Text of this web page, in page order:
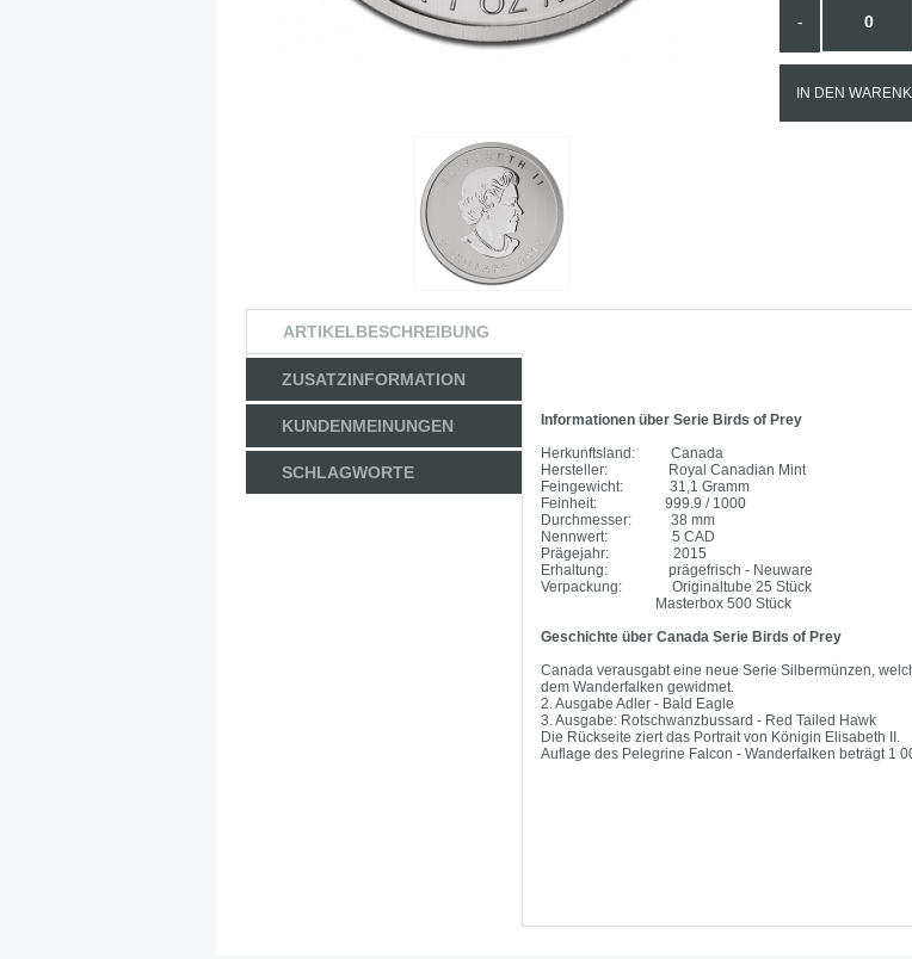
IN DEN
ARTIKELBESCHREIBUNG
ZUSATZINFORMATION
KUNDENMEINUNGEN
SCHLAGWORTE
Informationen über Serie Birds of Prey
Herkunftsland: Canada
Hersteller: Royal Canadian Mint
Feingewicht: 31,1 Gramm
Feinheit: 999.9 / 1000
Durchmesser: 38 mm
Nennwert: 5 CAD
Prägejahr: 2015
Erhaltung: prägefrisch - Neuware
Verpackung: Originaltube 25 Stück
Masterbox 500 Stück
Geschichte über Canada Serie Birds of Prey
Canada verausgabt eine neue Serie Silbermünzen,
dem Wanderfalken gewidmet.
2. Ausgabe Adler - Bald Eagle
3. Ausgabe: Rotschwanzbussard - Red Tailed Hawk
Die Rückseite ziert das Portrait von Königin Elisabeth II.
Auflage des Pelegrine Falcon - Wanderfalken beträgt 1